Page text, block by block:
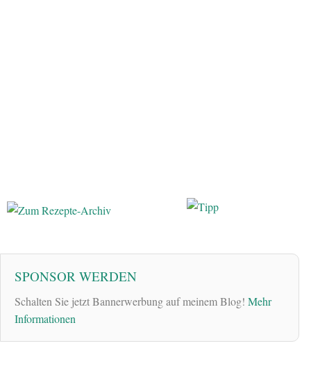
SPONSOR WERDEN
Schalten Sie jetzt Bannerwerbung auf meinem Blog! Mehr
Informationen